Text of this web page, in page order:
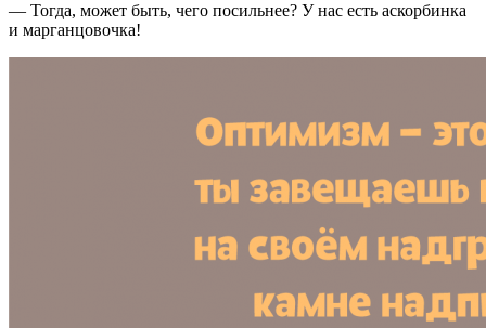
— Тогда, может быть, чего посильнее? У нас есть аскорбинка
и марганцовочка!